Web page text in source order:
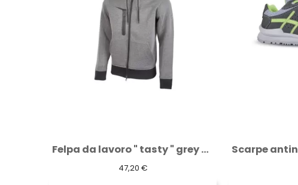
Scarpe antinfortunistiche U-Power Kimi S1P...
60,08 €